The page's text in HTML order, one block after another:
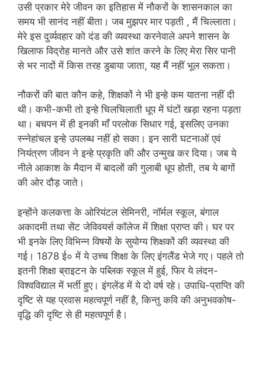
उसी प्रकार मेरे जीवन का इतिहास में नौकरों के शासनकाल का
समय भी सानंद नहीं बीता। जब मुझपर मार पड़ती , मैं चिल्लाता।
मेरे इस दुर्व्यवहार को दंड की व्यवस्था करनेवाले अपने शासन के
खिलाफ विद्रोह मानते और उसे शांत करने के लिए मेरा सिर पानी
से भर नादों में किस तरह डुबाया जाता, यह मैं नहीं भूल सकता।
नौकरों की बात कौन कहे, शिक्षकों ने भी इन्हे कम यातना नहीं दी
थी। कभी-कभी तो इन्हे चिलचिलाती धूप में घंटों खड़ा रहना पड़ता
था। बचपन में ही इनकी माँ परलोक सिधार गई, इसलिए उनका
स्न्नेहांचल इन्हे उपलब्ध नहीं हो सका। इन सारी घटनाओं एवं
नियंत्रण जीवन ने इन्हे प्रकृति की और उन्मुख कर दिया। जब ये
नीले आकाश के मैदान में बादलों की गुलाबी धूप होती, तब ये बागों
की ओर दौड़ जाते।
इन्होंने कलकत्ता के ओरियंटल सेमिनरी, नॉर्मल स्कूल, बंगाल
अकादमी तथा सेंट जेविवयर्स कॉलेज में शिक्षा प्राप्त की। घर पर
भी इनके लिए विभिन्न विषयों के सुयोग्य शिक्षकों की व्यवस्था की
गई। 1878 ई० में ये उच्च शिक्षा के लिए इंगलैंड भेजे गए। पहले तो
इतनी शिक्षा ब्राइटन के पब्लिक स्कूल में हुई, फिर ये लंदन-
विश्वविद्याल में भर्ती हुए। इंगलेंड में ये दो वर्ष रहे। उपाधि-प्राप्ति की
दृष्टि से यह प्रवास महत्वपूर्ण नहीं है, किन्तु कवि की अनुभवकोष-
वृद्धि की दृष्टि से ही महत्वपूर्ण है।